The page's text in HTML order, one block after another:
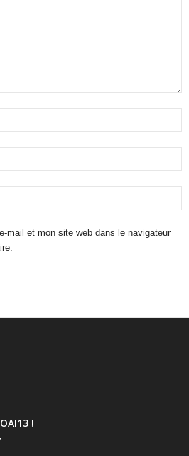
mail et mon site web dans le navigateur
!